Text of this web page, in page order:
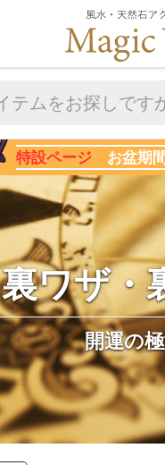
特設ページ お盆期
裏ワザ・
開運の